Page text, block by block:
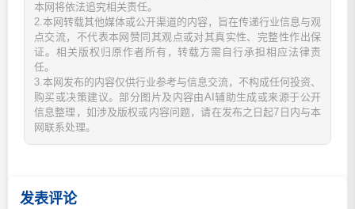
本网将依法追究相关责任。
2.本网转载其他媒体或公开渠道的内容，旨在传递行业信息与观
点交流，不代表本网赞同其观点或对其真实性、完整性作出保
证。相关版权归原作者所有，转载方需自行承担相应法律责
任。
3.本网发布的内容仅供行业参考与信息交流，不构成任何投资、
购买或决策建议。部分图片及内容由AI辅助生成或来源于公开
信息整理，如涉及版权或内容问题，请在发布之日起7日内与本
网联系处理。
发表评论